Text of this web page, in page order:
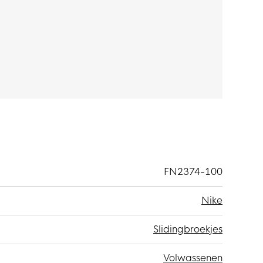
FN2374-100
Nike
Slidingbroekjes
Volwassenen